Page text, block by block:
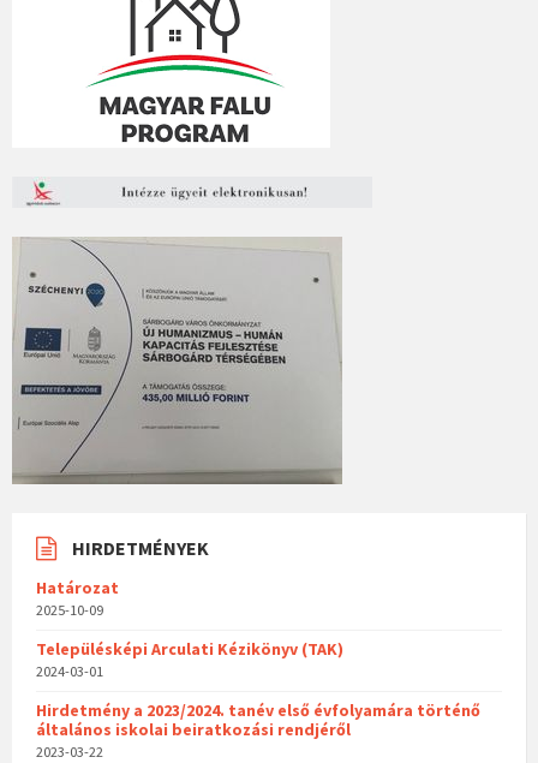
HIRDETMÉNYEK
Határozat
2025-10-09
Településképi Arculati Kézikönyv (TAK)
2024-03-01
Hirdetmény a 2023/2024. tanév első évfolyamára történő
általános iskolai beiratkozási rendjéről
2023-03-22